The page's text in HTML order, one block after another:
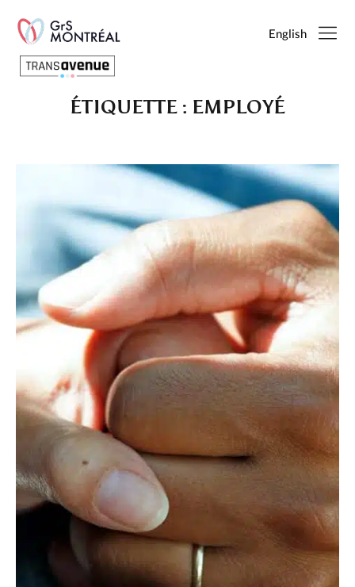
English
Français
English
SEARCH
PAGES
Charte des commentaires et publications
Conditions d’utilisation
Nous contacter
Politique de confidentialité
ÉTIQUETTE : EMPLOYÉ